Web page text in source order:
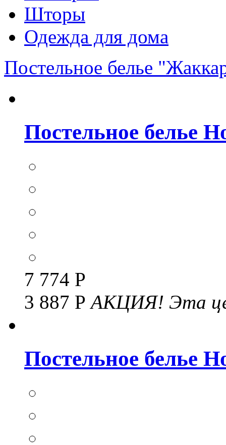
Шторы
Одежда для дома
Постельное белье
Постельное белье
7 774 Р
3 887 РАКЦИЯ! Эта
Постельное белье